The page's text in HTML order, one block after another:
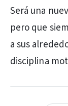
Será una
pero que
a sus
disciplina